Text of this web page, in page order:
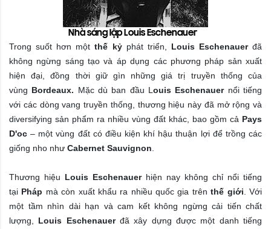
Trong suốt hơn mộtthế kỷphát triển, Louis Eschenauerđã
không ngừng sáng tạo và áp dụng các phương pháp sản xuất
hiện đại, đồng thời giữ gìn những giá trị truyền thống của
vùng Bordeaux. Mặc dù ban đầu Louis Eschenauernổi tiếng
với các dòng vang truyền thống, thương hiệu này đã mở rộng và
diversifying sản phẩm ra nhiều vùng đất khác, bao gồm cả Pays
D'oc – một vùng đất có điều kiện khí hậu thuận lợi để trồng các
giống nho như Cabernet Sauvignon
Thương hiệu Louis Eschenauerhiện nay không chỉ nổi tiếng
tại Pháp mà còn xuất khẩu ra nhiều quốc gia trênthế giới . Với
một tầm nhìn dài hạn và cam kết không ngừng cải tiến chất
lượng, Louis Eschenauerđã xây dựng được một danh tiếng